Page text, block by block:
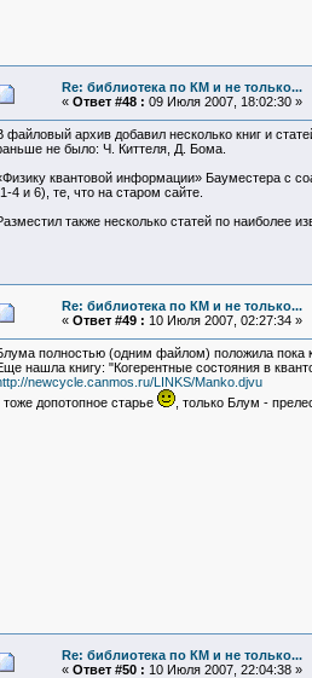
Re: библиотека по КМ и не только...
« Ответ #48 : 09 Июля 2007, 18:02:30 »
файловый архив добавил несколько книг и
не было: Ч. Киттеля, Д. Бома.
квантовой информации» Бауместера с
4 и 6), те, что на старом сайте.
также несколько статей по наиболее
Re: библиотека по КМ и не только...
« Ответ #49 : 10 Июля 2007, 02:27:34 »
полностью (одним файлом) положила пока
нашла книгу: "Когерентные состояния в
newcycle.canmos.ru/LINKS/Manko.djvu
тоже допотопное старье
, только Блум -
Re: библиотека по КМ и не только...
« Ответ #50 : 10 Июля 2007, 22:04:38 »